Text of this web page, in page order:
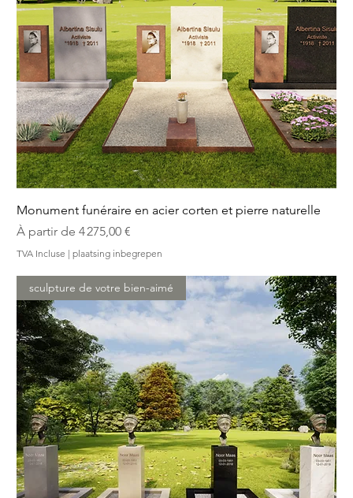
Monument funéraire en acier corten et pierre naturelle
À partir de 4 275,00 €
Prix promotionnel
TVA Incluse | plaatsing inbegrepen
sculpture de votre bien-aimé